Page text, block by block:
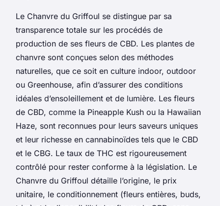
Le Chanvre du Griffoul se distingue par sa
transparence totale sur les procédés de
production de ses fleurs de CBD. Les plantes de
chanvre sont conçues selon des méthodes
naturelles, que ce soit en culture indoor, outdoor
ou Greenhouse, afin d’assurer des conditions
idéales d’ensoleillement et de lumière. Les fleurs
de CBD, comme la Pineapple Kush ou la Hawaiian
Haze, sont reconnues pour leurs saveurs uniques
et leur richesse en cannabinoïdes tels que le CBD
et le CBG. Le taux de THC est rigoureusement
contrôlé pour rester conforme à la législation. Le
Chanvre du Griffoul détaille l’origine, le prix
unitaire, le conditionnement (fleurs entières, buds,